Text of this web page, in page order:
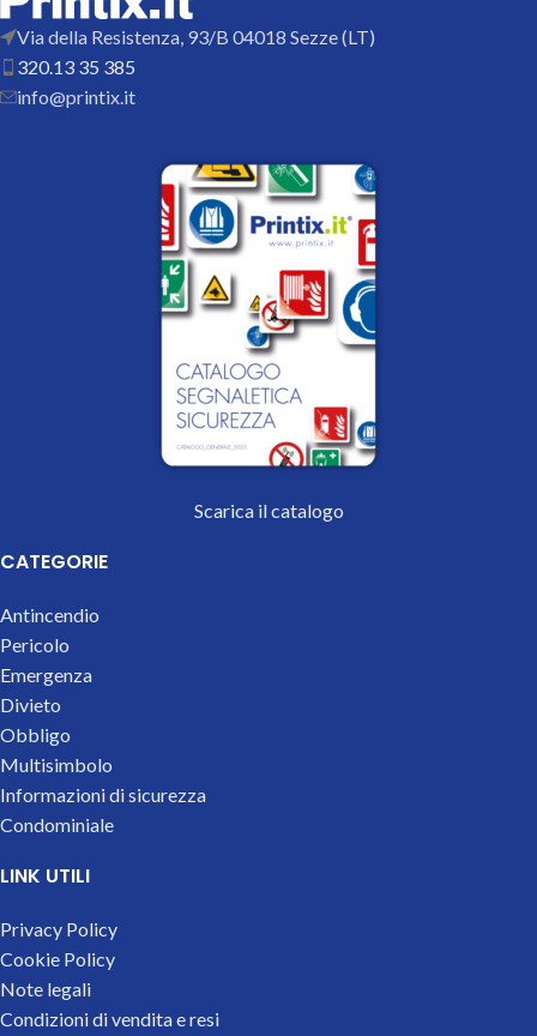
Via della Resistenza, 93/B 04018 Sezze (LT)
320.13 35 385
info@printix.it
Scarica il catalogo
CATEGORIE
Antincendio
Pericolo
Emergenza
Divieto
Obbligo
Multisimbolo
Informazioni di sicurezza
Condominiale
LINK UTILI
Privacy Policy
Cookie Policy
Note legali
Condizioni di vendita e resi